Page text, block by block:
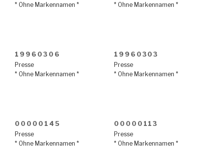
* Ohne Markennamen *
* Ohne Markennamen *
19960306
Presse
* Ohne Markennamen *
19960303
Presse
* Ohne Markennamen *
00000145
Presse
* Ohne Markennamen *
00000113
Presse
* Ohne Markennamen *